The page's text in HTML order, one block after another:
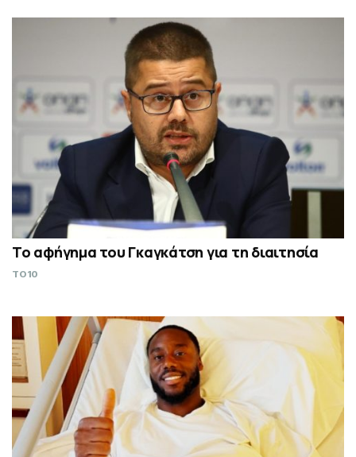
Το αφήγημα του Γκαγκάτση για τη διαιτησία
TO10